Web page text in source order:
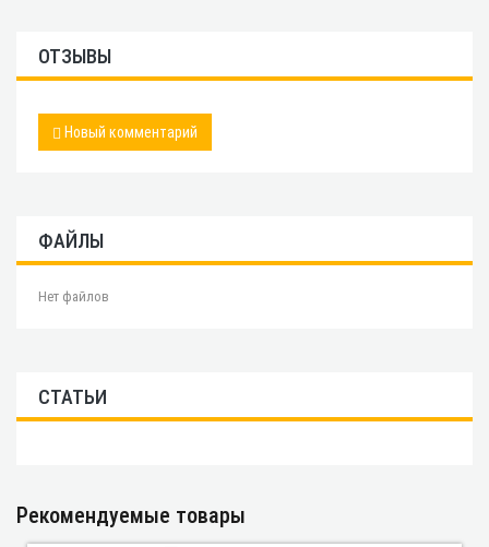
ОТЗЫВЫ
Новый комментарий
ФАЙЛЫ
Нет файлов
СТАТЬИ
Рекомендуемые товары